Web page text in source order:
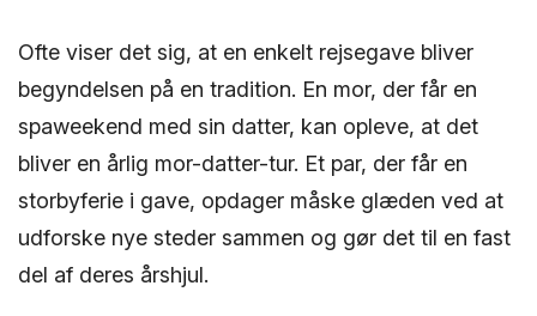
Ofte viser det sig, at en enkelt rejsegave bliver
begyndelsen på en tradition. En mor, der får en
spaweekend med sin datter, kan opleve, at det
bliver en årlig mor-datter-tur. Et par, der får en
storbyferie i gave, opdager måske glæden ved at
udforske nye steder sammen og gør det til en fast
del af deres årshjul.